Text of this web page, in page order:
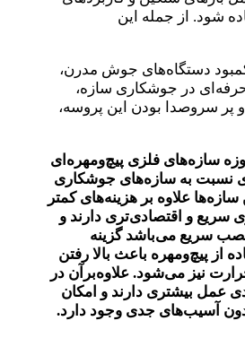
شود. از جمله این
کمبود دستگاه‌های جوش مدرن،
در جوشکاری سازه،
پر سروصدا بودن این پروسه،
سازه‌های فلزی پیچ‌ومهره‌ای
نسبت به سازه‌های جوشکاری
سازه‌ها علاوه بر هزینه‌های کمتر
و اقتصادی‌تری دارند و
نصب سریع می‌باشد گزینه
از پیچ‌ومهره باعث بالا رفتن
نیز می‌شود. علاوه‌برآن در
عمل بیشتری دارند و امکان
آسیب‌های جدی وجود دارد.